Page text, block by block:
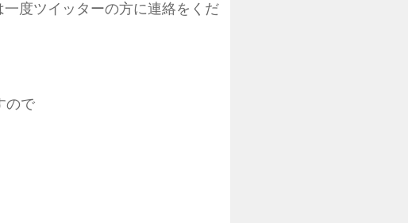
度ツイッターの方に連絡をくだ
ので